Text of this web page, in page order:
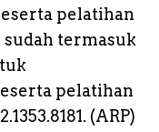
pelatihan
sudah termasuk
pelatihan
(ARP)